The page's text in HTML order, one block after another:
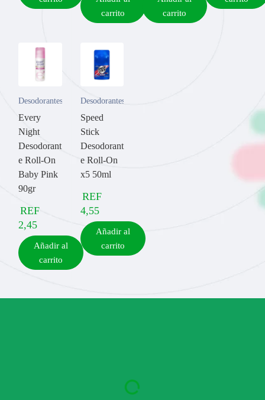
carrito
carrito
Desodorantes
Every
Night
Desodorant
e Roll-On
Baby Pink
90gr
REF
2,45
Añadir al
carrito
Desodorantes
Speed
Stick
Desodorant
e Roll-On
x5 50ml
REF
4,55
Añadir al
carrito